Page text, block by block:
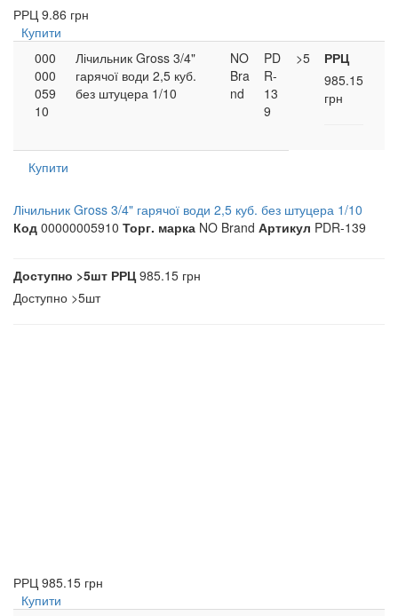
РРЦ 9.86 грн
Купити
000
000
059
10
Лічильник Gross 3/4"
гарячої води 2,5 куб.
без штуцера 1/10
NO
Bra
nd
PD
R-
13
9
>5
РРЦ
985.15
грн
Купити
Лічильник Gross 3/4" гарячої води 2,5 куб. без штуцера 1/10
Код 00000005910 Торг. марка NO Brand Артикул PDR-139
Доступно >5шт РРЦ985.15 грн
Доступно >5шт
РРЦ 985.15 грн
Купити